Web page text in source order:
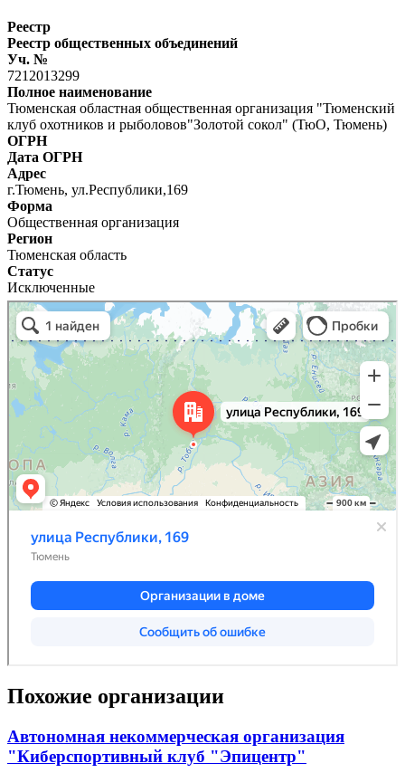
Реестр
Реестр общественных объединений
Уч. №
7212013299
Полное наименование
Тюменская областная общественная организация "Тюменский
клуб охотников и рыболовов"Золотой сокол" (ТюО, Тюмень)
ОГРН
Дата ОГРН
Адрес
г.Тюмень, ул.Республики,169
Форма
Общественная организация
Регион
Тюменская область
Статус
Исключенные
Похожие организации
Автономная некоммерческая организация
"Киберспортивный клуб "Эпицентр"